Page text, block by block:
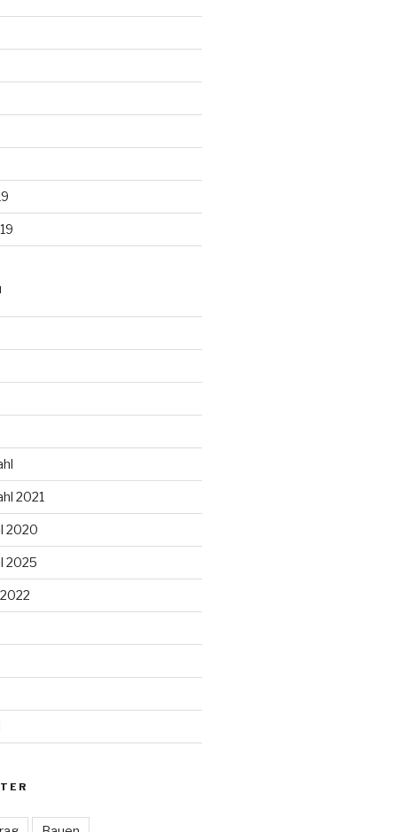
2021
2020
2025